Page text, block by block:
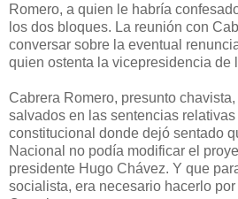
Romero, a quien le habría
los dos bloques. La reunión con
conversar sobre la eventual
quien ostenta la vicepresidencia de
Cabrera Romero, presunto
salvados en las sentencias relativas
constitucional donde dejó sentado
Nacional no podía modificar el
presidente Hugo Chávez. Y que
socialista, era necesario hacerlo